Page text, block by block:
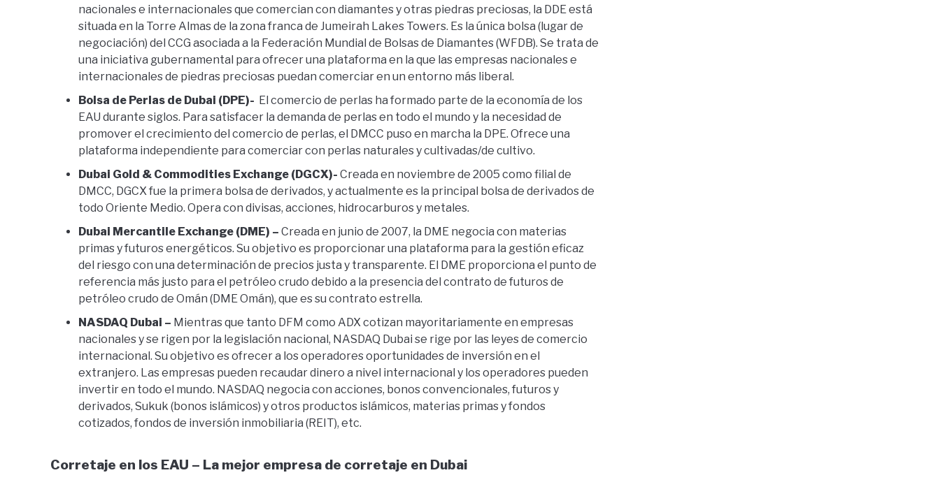
nacionales e internacionales que comercian con diamantes y otras piedras preciosas, la DDE está
situada en la Torre Almas de la zona franca de Jumeirah Lakes Towers. Es la única bolsa (lugar de
negociación) del CCG asociada a la Federación Mundial de Bolsas de Diamantes (WFDB). Se trata de
una iniciativa gubernamental para ofrecer una plataforma en la que las empresas nacionales e
internacionales de piedras preciosas puedan comerciar en un entorno más liberal.
Bolsa de Perlas de Dubai (DPE)- El comercio de perlas ha formado parte de la economía de los
EAU durante siglos. Para satisfacer la demanda de perlas en todo el mundo y la necesidad de
promover el crecimiento del comercio de perlas, el DMCC puso en marcha la DPE. Ofrece una
plataforma independiente para comerciar con perlas naturales y cultivadas/de cultivo.
Dubai Gold & Commodities Exchange (DGCX)- Creada en noviembre de 2005 como filial de
DMCC, DGCX fue la primera bolsa de derivados, y actualmente es la principal bolsa de derivados de
todo Oriente Medio. Opera con divisas, acciones, hidrocarburos y metales.
Dubai Mercantile Exchange (DME) – Creada en junio de 2007, la DME negocia con materias
primas y futuros energéticos. Su objetivo es proporcionar una plataforma para la gestión eficaz
del riesgo con una determinación de precios justa y transparente. El DME proporciona el punto de
referencia más justo para el petróleo crudo debido a la presencia del contrato de futuros de
petróleo crudo de Omán (DME Omán), que es su contrato estrella.
NASDAQ Dubai – Mientras que tanto DFM como ADX cotizan mayoritariamente en empresas
nacionales y se rigen por la legislación nacional, NASDAQ Dubai se rige por las leyes de comercio
internacional. Su objetivo es ofrecer a los operadores oportunidades de inversión en el
extranjero. Las empresas pueden recaudar dinero a nivel internacional y los operadores pueden
invertir en todo el mundo. NASDAQ negocia con acciones, bonos convencionales, futuros y
derivados, Sukuk (bonos islámicos) y otros productos islámicos, materias primas y fondos
cotizados, fondos de inversión inmobiliaria (REIT), etc.
Corretaje en los EAU – La mejor empresa de corretaje en Dubai